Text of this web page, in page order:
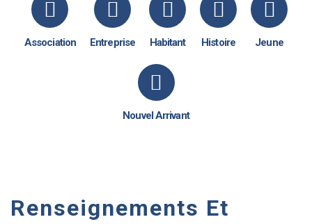
Association Entreprise Habitant Histoire Jeune
Nouvel Arrivant
Renseignements Et